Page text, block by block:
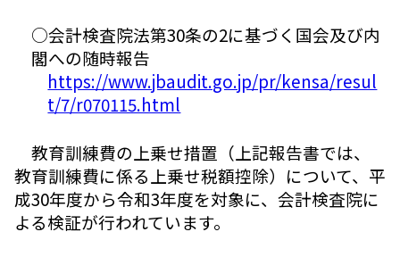
○会計検査院法第30条の2に基づく国会及び内
閣への随時報告
https://www.jbaudit.go.jp/pr/kensa/resul
t/7/r070115.html
教育訓練費の上乗せ措置（上記報告書では、
教育訓練費に係る上乗せ税額控除）について、平
成30年度から令和3年度を対象に、会計検査院に
よる検証が行われています。